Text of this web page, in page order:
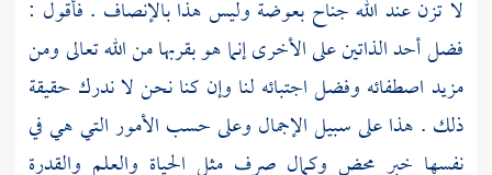
لا تزن عند الله جناح بعوضة وليس هذا بالإنصاف . فأقول :
فضل أحد الذاتين على الأخرى إنما هو بقربها من الله تعالى ومن
مزيد اصطفائه وفضل اجتبائه لنا وإن كنا نحن لا ندرك حقيقة
ذلك . هذا على سبيل الإجمال وعلى حسب الأمور التي هي في
نفسها خبر محض وكمال صرف مثل الحياة والعلم والقدرة